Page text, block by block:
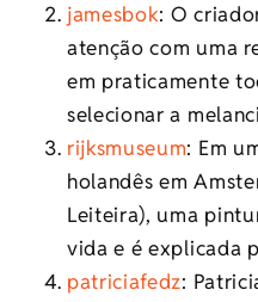
jamesbok: O
atenção com uma
em praticamente
selecionar a
rijksmuseum: Em
holandês em
Leiteira), uma
vida e é explicada
patriciafedz: